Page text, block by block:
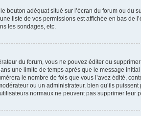
bouton adéquat situé sur l’écran du forum ou du
liste de vos permissions est affichée en bas de
les sondages, etc.
du forum, vous ne pouvez éditer ou
une limite de temps après que le message
le nombre de fois que vous l’avez édité,
ou un administrateur, bien qu’ils
normaux ne peuvent pas supprimer leur